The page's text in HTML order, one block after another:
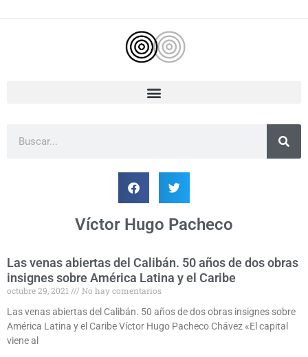
al
Víctor Hugo Pacheco
Las venas abiertas del Calibán. 50 años de dos obras
insignes sobre América Latina y el Caribe
octubre 29, 2021
No hay comentarios
Las venas abiertas del Calibán. 50 años de dos obras insignes sobre
América Latina y el Caribe Víctor Hugo Pacheco Chávez «El capital
viene al
Página
Página